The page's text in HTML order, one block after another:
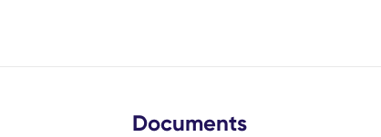
Documents